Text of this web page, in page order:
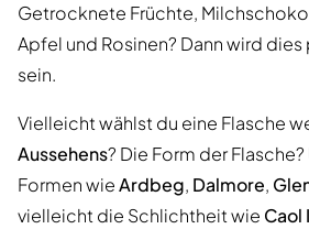
Getrocknete Früchte,
Apfel und Rosinen? Dann wird
sein.
Vielleicht wählst du eine Flasche
Aussehens? Die Form der
Formen wieArdbeg, Dalmore,
vielleicht die Schlichtheit wie Caol